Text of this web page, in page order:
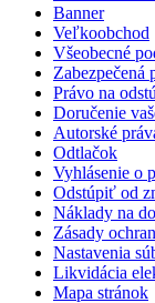
Banner
Veľkoobchod
Všeobecné
Zabezpečená
Právo na
Doručenie
Autorské
Odtlačok
Vyhlásenie o
Odstúpiť od
Náklady na
Zásady
Nastavenia
Likvidácia
Mapa stránok